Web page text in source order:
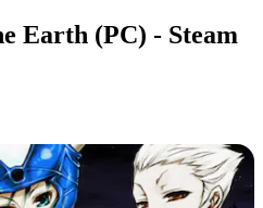
Earth (PC) - Steam